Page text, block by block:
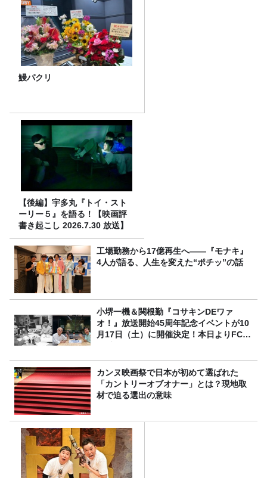
鰻パクリ
【後編】宇多丸『トイ・スト
ーリー５』を語る！【映画評
書き起こし 2026.7.30 放送】
工場勤務から17億再生へ——『モナキ』
4人が語る、人生を変えた“ポチッ”の話
小堺一機＆関根勤『コサキンDEワァ
オ！』放送開始45周年記念イベントが10
月17日（土）に開催決定！本日よりFC先
カンヌ映画祭で日本が初めて選ばれた
「カントリーオブオナー」とは？現地取
材で迫る選出の意味